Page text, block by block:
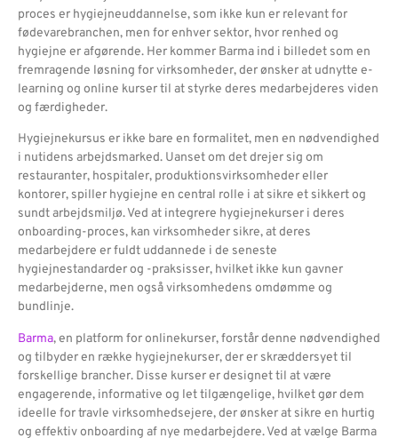
proces er hygiejneuddannelse, som ikke kun er relevant for
fødevarebranchen, men for enhver sektor, hvor renhed og
hygiejne er afgørende. Her kommer Barma ind i billedet som en
fremragende løsning for virksomheder, der ønsker at udnytte e-
learning og online kurser til at styrke deres medarbejderes viden
og færdigheder.
Hygiejnekursus er ikke bare en formalitet, men en nødvendighed
i nutidens arbejdsmarked. Uanset om det drejer sig om
restauranter, hospitaler, produktionsvirksomheder eller
kontorer, spiller hygiejne en central rolle i at sikre et sikkert og
sundt arbejdsmiljø. Ved at integrere hygiejnekurser i deres
onboarding-proces, kan virksomheder sikre, at deres
medarbejdere er fuldt uddannede i de seneste
hygiejnestandarder og -praksisser, hvilket ikke kun gavner
medarbejderne, men også virksomhedens omdømme og
bundlinje.
Barma, en platform for onlinekurser, forstår denne nødvendighed
og tilbyder en række hygiejnekurser, der er skræddersyet til
forskellige brancher. Disse kurser er designet til at være
engagerende, informative og let tilgængelige, hvilket gør dem
ideelle for travle virksomhedsejere, der ønsker at sikre en hurtig
og effektiv onboarding af nye medarbejdere. Ved at vælge Barma